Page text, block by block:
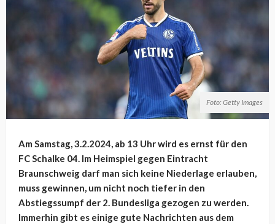
Foto: Getty Images
Am Samstag, 3.2.2024, ab 13 Uhr wird es ernst für den
FC Schalke 04. Im Heimspiel gegen Eintracht
Braunschweig darf man sich keine Niederlage erlauben,
muss gewinnen, um nicht noch tiefer in den
Abstiegssumpf der 2. Bundesliga gezogen zu werden.
Immerhin gibt es einige gute Nachrichten aus dem